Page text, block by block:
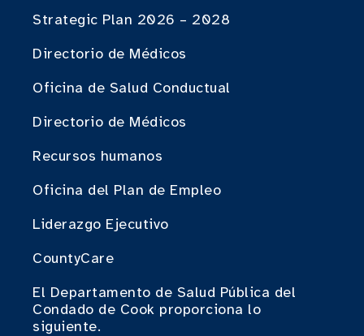
Strategic Plan 2026 – 2028
Directorio de Médicos
Oficina de Salud Conductual
Directorio de Médicos
Recursos humanos
Oficina del Plan de Empleo
Liderazgo Ejecutivo
CountyCare
El Departamento de Salud Pública del
Condado de Cook proporciona lo
siguiente.